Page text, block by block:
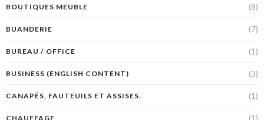
BOUTIQUES MEUBLE (8)
BUANDERIE (7)
BUREAU / OFFICE (1)
BUSINESS (ENGLISH CONTENT) (3)
CANAPÉS, FAUTEUILS ET ASSISES. (1)
CHAUFFAGE (1)